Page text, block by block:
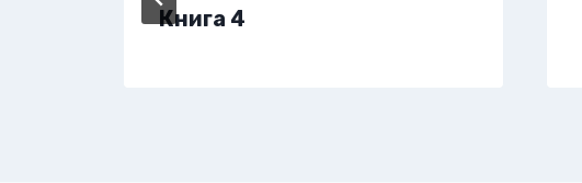
Книга 4